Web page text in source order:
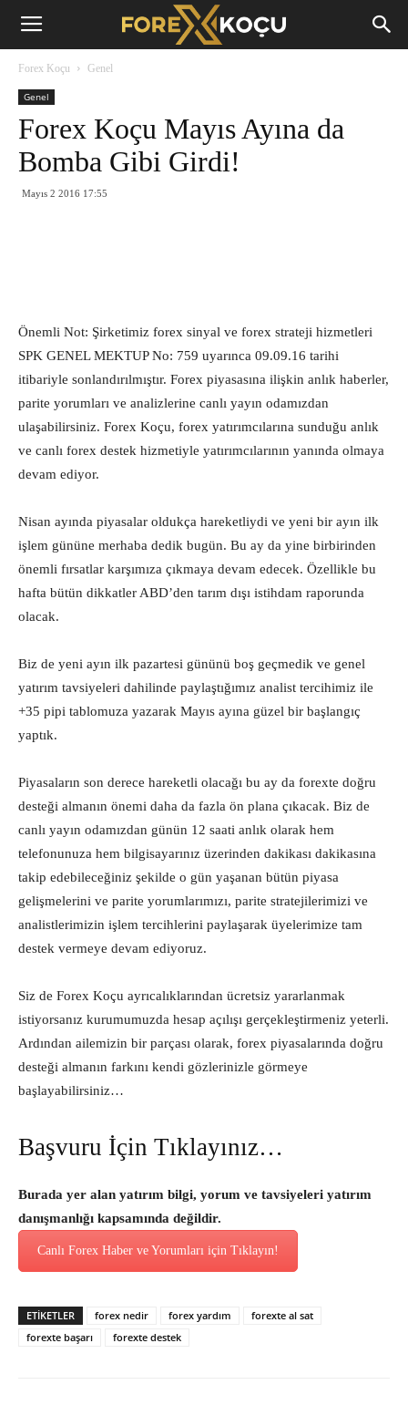
Forex
Forex Koçu Genel
Genel
Forex Koçu Mayıs Ayına da
Bomba Gibi Girdi!
Mayıs 2 2016 17:55
Önemli Not: Şirketimiz forex sinyal ve forex strateji hizmetleri
SPK GENEL MEKTUP No: 759 uyarınca 09.09.16 tarihi
itibariyle sonlandırılmıştır. Forex piyasasına ilişkin anlık haberler,
parite yorumları ve analizlerine canlı yayın odamızdan
ulaşabilirsiniz. Forex Koçu, forex yatırımcılarına sunduğu anlık
ve canlı forex destek hizmetiyle yatırımcılarının yanında olmaya
devam ediyor.
Nisan ayında piyasalar oldukça hareketliydi ve yeni bir ayın ilk
işlem gününe merhaba dedik bugün. Bu ay da yine birbirinden
önemli fırsatlar karşımıza çıkmaya devam edecek. Özellikle bu
hafta bütün dikkatler ABD’den tarım dışı istihdam raporunda
olacak.
Biz de yeni ayın ilk pazartesi gününü boş geçmedik ve genel
yatırım tavsiyeleri dahilinde paylaştığımız analist tercihimiz ile
+35 pipi tablomuza yazarak Mayıs ayına güzel bir başlangıç
yaptık.
Piyasaların son derece hareketli olacağı bu ay da forexte doğru
desteği almanın önemi daha da fazla ön plana çıkacak. Biz de
canlı yayın odamızdan günün 12 saati anlık olarak hem
telefonunuza hem bilgisayarınız üzerinden dakikası dakikasına
takip edebileceğiniz şekilde o gün yaşanan bütün piyasa
gelişmelerini ve parite yorumlarımızı, parite stratejilerimizi ve
analistlerimizin işlem tercihlerini paylaşarak üyelerimize tam
destek vermeye devam ediyoruz.
Siz de Forex Koçu ayrıcalıklarından ücretsiz yararlanmak
istiyorsanız kurumumuzda hesap açılışı gerçekleştirmeniz yeterli.
Ardından ailemizin bir parçası olarak, forex piyasalarında doğru
desteği almanın farkını kendi gözlerinizle görmeye
başlayabilirsiniz…
Başvuru İçin Tıklayınız…
Burada yer alan yatırım bilgi, yorum ve tavsiyeleri yatırım
danışmanlığı kapsamında değildir.
Canlı Forex Haber ve Yorumları için Tıklayın!
ETİKETLER forex nedir forex yardım
forexte al sat
forexte başarı
forexte destek